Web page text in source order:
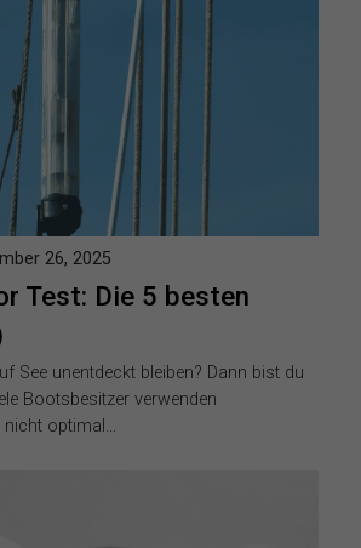
Test: Die 5 besten
26, 2025
See unentdeckt bleiben? Dann bist du
Bootsbesitzer verwenden
nicht optimal…